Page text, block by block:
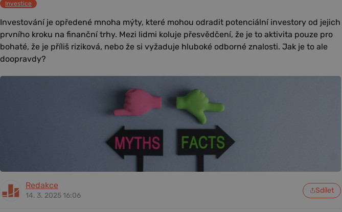
Investice
Investování je opředené mnoha mýty, které mohou odradit potenciální investory od jejich
prvního kroku na finanční trhy. Mezi lidmi koluje přesvědčení, že je to aktivita pouze pro
bohaté, že je příliš riziková, nebo že si vyžaduje hluboké odborné znalosti. Jak je to ale
doopravdy?
Redakce
14. 3. 2025 16:06
Sdílet